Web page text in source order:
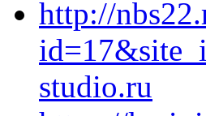
http://
studio.ru